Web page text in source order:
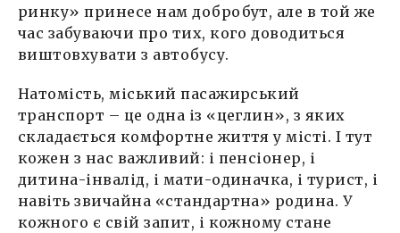
ринку» принесе нам добробут, але в той же
час забуваючи про тих, кого доводиться
виштовхувати з автобусу.
Натомість, міський пасажирський
транспорт – це одна із «цеглин», з яких
складається комфортне життя у місті. І тут
кожен з нас важливий: і пенсіонер, і
дитина-інвалід, і мати-одиначка, і турист, і
навіть звичайна «стандартна» родина. У
кожного є свій запит, і кожному стане